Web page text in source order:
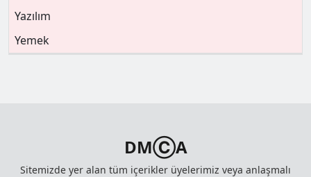
Yazılım
Yemek
DMⒸA
Sitemizde yer alan tüm içerikler üyelerimiz veya anlaşmalı